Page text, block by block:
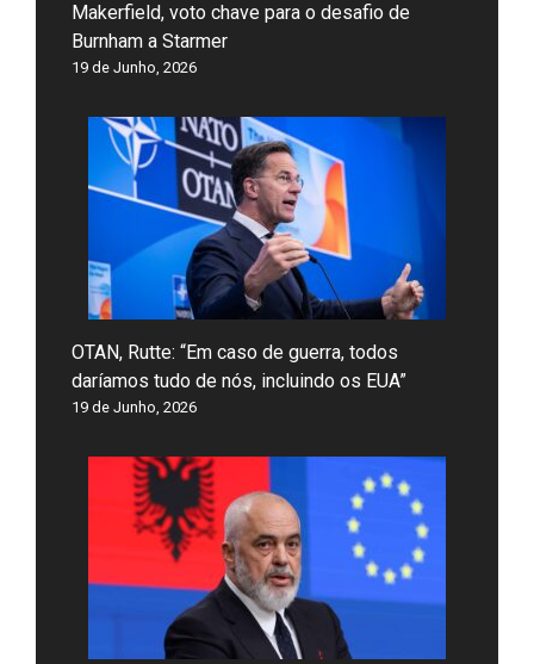
Makerfield, voto chave para o desafio de
Burnham a Starmer
19 de Junho, 2026
OTAN, Rutte: “Em caso de guerra, todos
daríamos tudo de nós, incluindo os EUA”
19 de Junho, 2026